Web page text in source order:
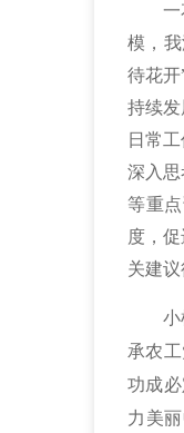
一
模，
待花开
持续
日常
深入
等重
度，
关建
小
承农
功成
力美